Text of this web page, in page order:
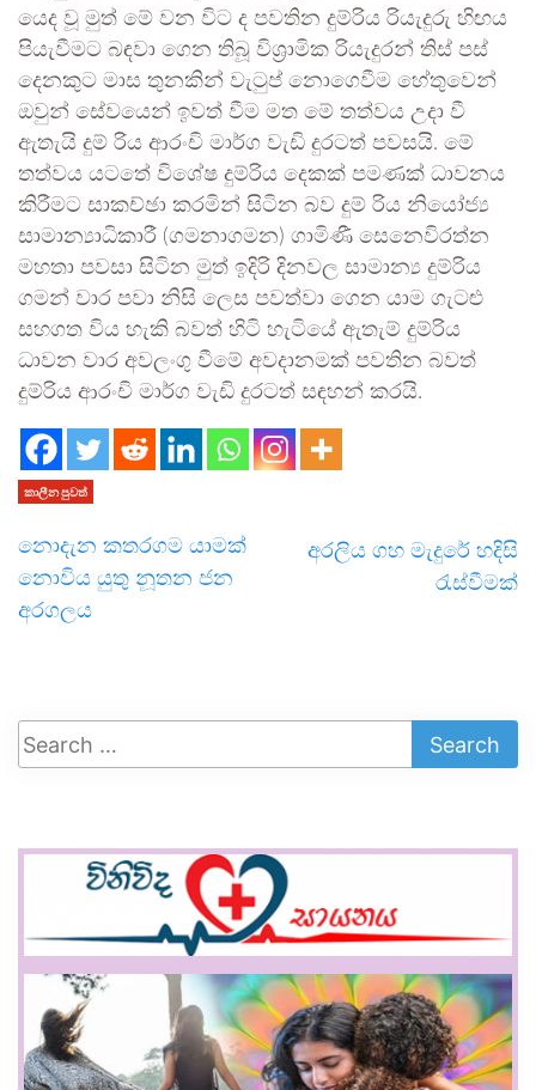
යෙද වූ මුත් මේ වන විට ද පවතින දුම්රිය රියැදුරු හිඟය
පියැවීමට බඳවා ගෙන තිබූ විශ්‍රාමික රියැදුරන් තිස් පස්
දෙනකුට මාස තුනකින් වැටුප් නොගෙවීම හේතුවෙන්
ඔවුන් සේවයෙන් ඉවත් වීම මත මේ තත්වය උදා වී
ඇතැයි දුම් රිය ආරංචි මාර්ග වැඩි දුරටත් පවසයි. මේ
තත්වය යටතේ විශේෂ දුම්රිය දෙකක් පමණක් ධාවනය
කිරීමට සාකච්ඡා කරමින් සිටින බව දුම් රිය නියෝජ්‍ය
සාමාන්‍යාධිකාරී (ගමනාගමන) ගාමිණී සෙනෙවිරත්න
මහතා පවසා සිටින මුත් ඉදිරි දිනවල සාමාන්‍ය දුම්රිය
ගමන් වාර පවා නිසි ලෙස පවත්වා ගෙන යාම ගැටළු
සහගත විය හැකි බවත් හිටි හැටියේ ඇතැම් දුම්රිය
ධාවන වාර අවලංගු වීමේ අවදානමක් පවතින බවත්
දුම්රිය ආරංචි මාර්ග වැඩි දුරටත් සඳහන් කරයි.
කාලීන පුවත්
නොදැන කතරගම යාමක්
නොවිය යුතු නූතන ජන
අරගලය
අරලිය ගහ මැදුරේ හදිසි
රැස්වීමක්